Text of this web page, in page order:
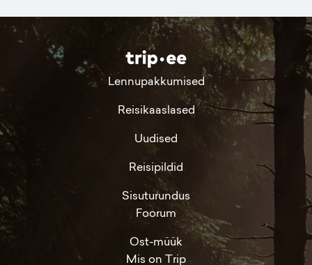
Lennupakkumised
Reisikaaslased
Uudised
Reisipildid
Sisuturundus
Foorum
Ost-müük
Mis on Trip